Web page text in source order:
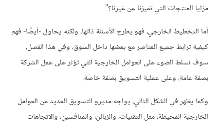
مزايا المنتجات التي تميزنا عن غيرنا؟"
أما التخطيط الخارجي، فهو يطرح الأسئلة ذاتها، ولكنه يحاول -أيضًا- فهم
كيفية ترابط جميع العناصر مع بعضها داخل السوق، وفي هذا الفصل،
سوف نسلط الضوء على العوامل الخارجية التي تؤثر على عمل الشركة
بصفة عامة، وعلى عملية التسويق بصفة خاصة.
وكما يظهر في الشكل التالي، يواجه مديرو التسويق العديد من العوامل
الخارجية المحيطة، مثل التقنيات، والزبائن، والمنافسين، والاتجاهات